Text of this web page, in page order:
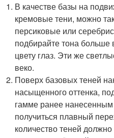
В качестве базы на
кремовые тени, можно
персиковые или
подбирайте тона
цвету глаз. Эти же
веко.
Поверх базовых теней
насыщенного оттенка,
гамме ранее
получиться плавный
количество теней